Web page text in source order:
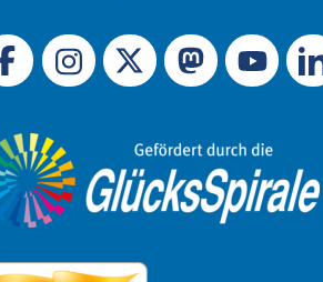
Link zu X (Ex-Twitter)